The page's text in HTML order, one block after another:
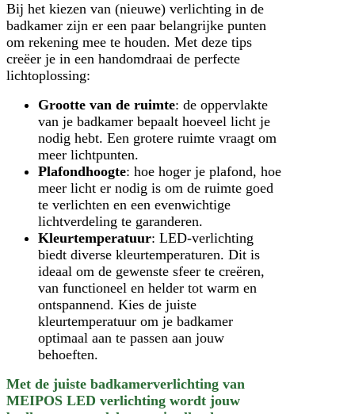
Bij het kiezen van (nieuwe) verlichting in de
badkamer zijn er een paar belangrijke punten
om rekening mee te houden. Met deze tips
creëer je in een handomdraai de perfecte
lichtoplossing:
Grootte van de ruimte: de oppervlakte
van je badkamer bepaalt hoeveel licht je
nodig hebt. Een grotere ruimte vraagt om
meer lichtpunten.
Plafondhoogte: hoe hoger je plafond, hoe
meer licht er nodig is om de ruimte goed
te verlichten en een evenwichtige
lichtverdeling te garanderen.
Kleurtemperatuur: LED-verlichting
biedt diverse kleurtemperaturen. Dit is
ideaal om de gewenste sfeer te creëren,
van functioneel en helder tot warm en
ontspannend. Kies de juiste
kleurtemperatuur om je badkamer
optimaal aan te passen aan jouw
behoeften.
Met de juiste badkamerverlichting van
MEIPOS LED verlichting wordt jouw